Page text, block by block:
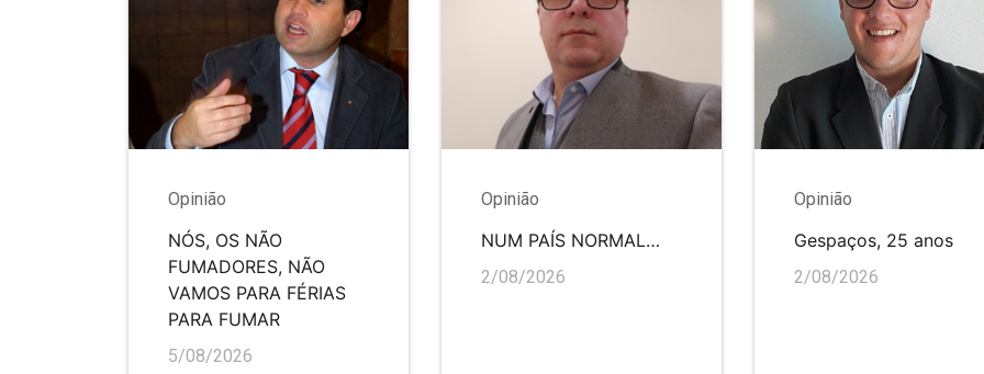
Opinião
NÓS, OS NÃO
FUMADORES, NÃO
VAMOS PARA FÉRIAS
PARA FUMAR
5/08/2026
Opinião
NUM PAÍS NORMAL…
2/08/2026
Opinião
Gespaços, 25 anos
2/08/2026